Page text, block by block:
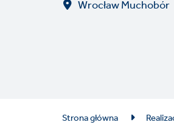
Wrocław Muchobór
Breadcrumb
Strona główna